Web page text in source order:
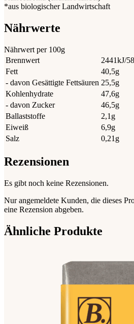
*aus biologischer Landwirtschaft
Nährwerte
Nährwert per 100g
Brennwert
2441kJ/
Fett
40,5g
- davon Gesättigte Fettsäuren 25,5g
Kohlenhydrate
47,6g
- davon Zucker
46,5g
Ballaststoffe
2,1g
Eiweiß
6,9g
Salz
0,21g
Rezensionen
Es gibt noch keine Rezensionen.
Nur angemeldete Kunden, die dieses
eine Rezension abgeben.
Ähnliche Produkte